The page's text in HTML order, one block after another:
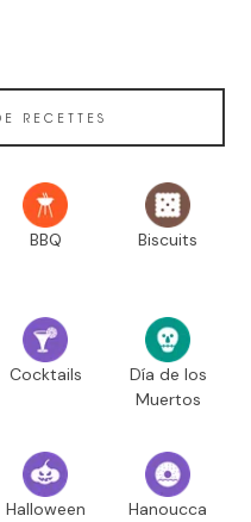
RECETTES
BBQ Biscuits
Cocktails
Día de los
Muertos
Halloween Hanoucca